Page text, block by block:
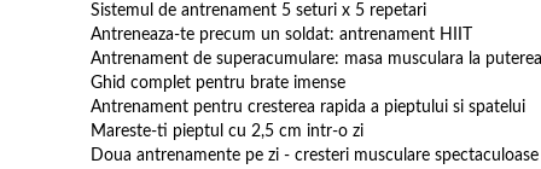
Sistemul de antrenament 5 seturi x 5 repetari
Antreneaza-te precum un soldat: antrenament HIIT
Antrenament de superacumulare: masa musculara la
Ghid complet pentru brate imense
Antrenament pentru cresterea rapida a pieptului si spatelui
Mareste-ti pieptul cu 2,5 cm intr-o zi
Doua antrenamente pe zi - cresteri musculare spectaculoase